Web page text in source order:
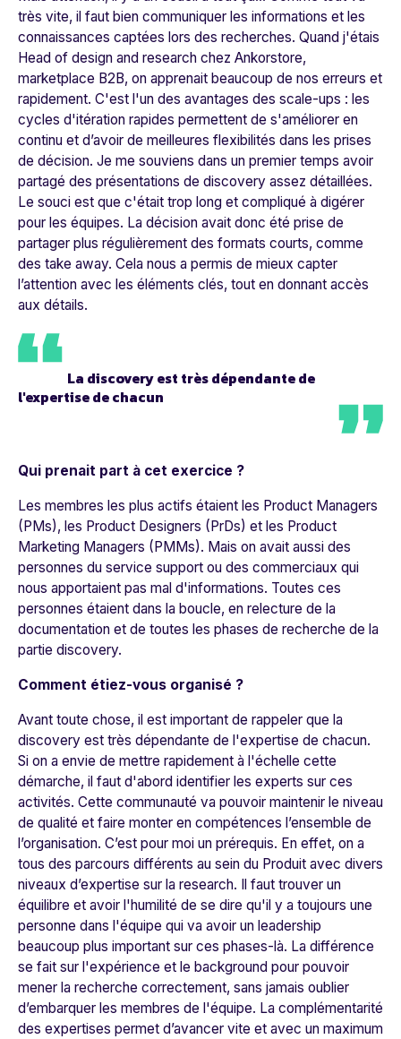
très vite, il faut bien communiquer les informations et les
connaissances captées lors des recherches. Quand j'étais
Head of design and research chez Ankorstore,
marketplace B2B, on apprenait beaucoup de nos erreurs et
rapidement. C'est l'un des avantages des scale-ups : les
cycles d'itération rapides permettent de s'améliorer en
continu et d’avoir de meilleures flexibilités dans les prises
de décision. Je me souviens dans un premier temps avoir
partagé des présentations de discovery assez détaillées.
Le souci est que c'était trop long et compliqué à digérer
pour les équipes. La décision avait donc été prise de
partager plus régulièrement des formats courts, comme
des take away. Cela nous a permis de mieux capter
l’attention avec les éléments clés, tout en donnant accès
aux détails.
La discovery est très dépendante de
l'expertise de chacun
Qui prenait part à cet exercice ?
Les membres les plus actifs étaient les Product Managers
(PMs), les Product Designers (PrDs) et les Product
Marketing Managers (PMMs). Mais on avait aussi des
personnes du service support ou des commerciaux qui
nous apportaient pas mal d'informations. Toutes ces
personnes étaient dans la boucle, en relecture de la
documentation et de toutes les phases de recherche de la
partie discovery.
Comment étiez-vous organisé ?
Avant toute chose, il est important de rappeler que la
discovery est très dépendante de l'expertise de chacun.
Si on a envie de mettre rapidement à l'échelle cette
démarche, il faut d'abord identifier les experts sur ces
activités. Cette communauté va pouvoir maintenir le niveau
de qualité et faire monter en compétences l’ensemble de
l’organisation. C’est pour moi un prérequis. En effet, on a
tous des parcours différents au sein du Produit avec divers
niveaux d’expertise sur la research. Il faut trouver un
équilibre et avoir l'humilité de se dire qu'il y a toujours une
personne dans l'équipe qui va avoir un leadership
beaucoup plus important sur ces phases-là. La différence
se fait sur l'expérience et le background pour pouvoir
mener la recherche correctement, sans jamais oublier
d’embarquer les membres de l'équipe. La complémentarité
des expertises permet d’avancer vite et avec un maximum